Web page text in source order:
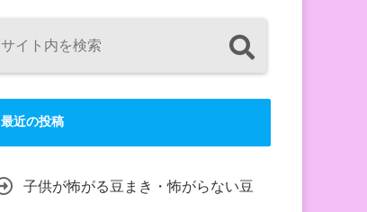
最近の投稿
子供が怖がる豆まき・怖がらない豆